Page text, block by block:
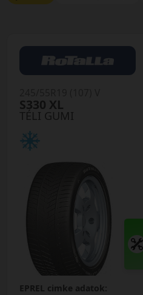
TÉLI GUMI
S330 XL
EPREL cimke adatok: